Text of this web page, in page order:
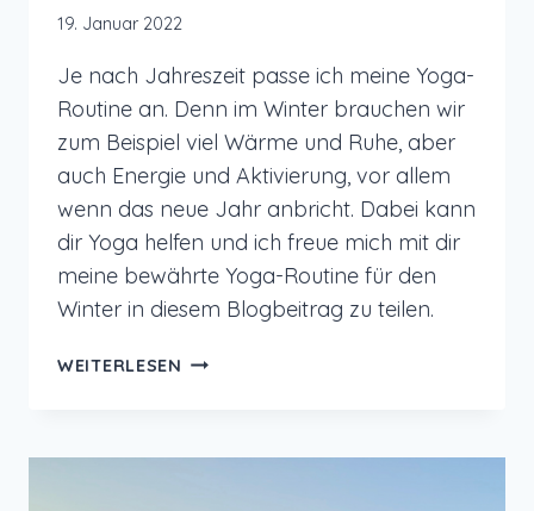
19. Januar 2022
Je nach Jahreszeit passe ich meine Yoga-
Routine an. Denn im Winter brauchen wir
zum Beispiel viel Wärme und Ruhe, aber
auch Energie und Aktivierung, vor allem
wenn das neue Jahr anbricht. Dabei kann
dir Yoga helfen und ich freue mich mit dir
meine bewährte Yoga-Routine für den
Winter in diesem Blogbeitrag zu teilen.
WEITERLESEN YOGA